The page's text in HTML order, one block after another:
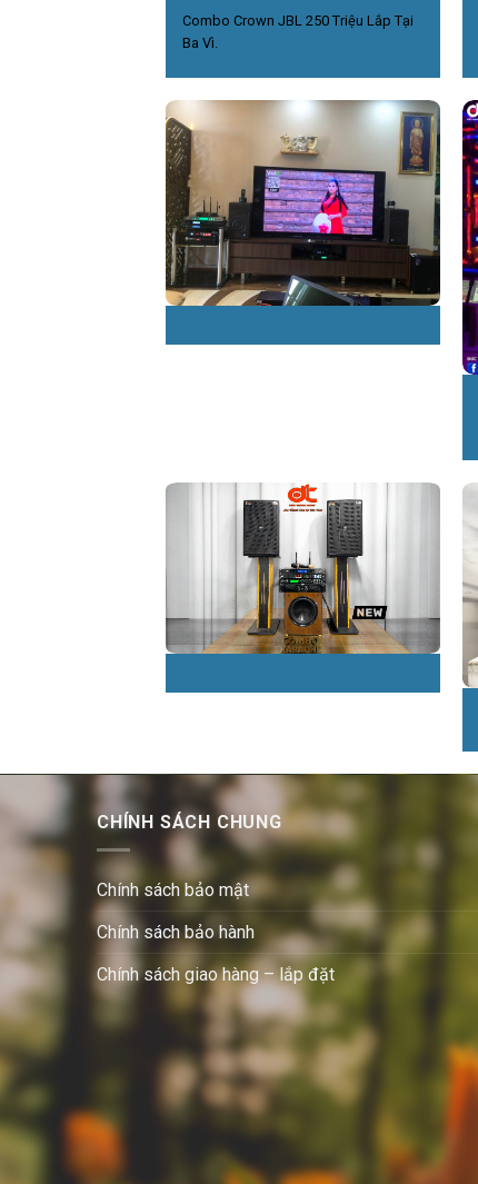
Combo Crown JBL 250 Triệu Lắp Tại
Ba Vì.
CHÍNH SÁCH CHUNG
Chính sách bảo mật
Chính sách bảo hành
Chính sách giao hàng – lắp đặt